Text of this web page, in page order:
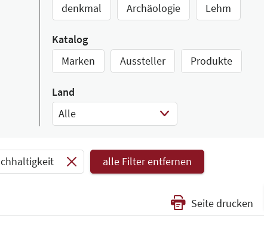
denkmal
Archäologie Lehm
Katalog
Marken
Aussteller Produkte
Land
Alle
alle Filter entfernen
Seite drucken